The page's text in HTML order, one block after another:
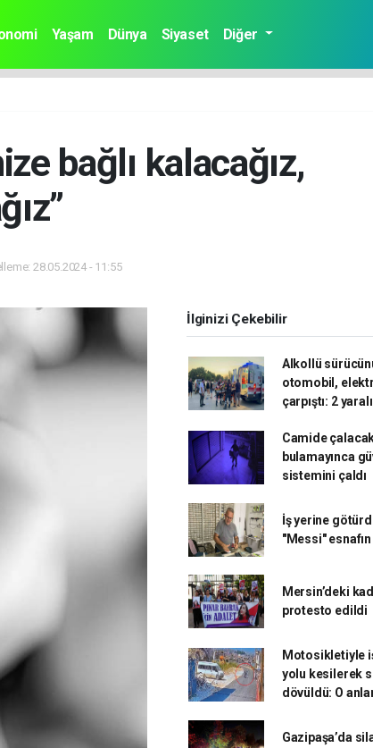
Yaşam Dünya Siyaset Diğer
bağlı kalacağız,
28.05.2024 - 11:55
İlginizi Çekebilir
Alkollü
otomobil,
çarpıştı: 2 yaralı
Camide
bulamayınca
sistemini çaldı
İş yerine
"Messi"
Mersin’deki
protesto edildi
Motosikletiyle
yolu kesilerek
dövüldü: O
Gazipaşa’da